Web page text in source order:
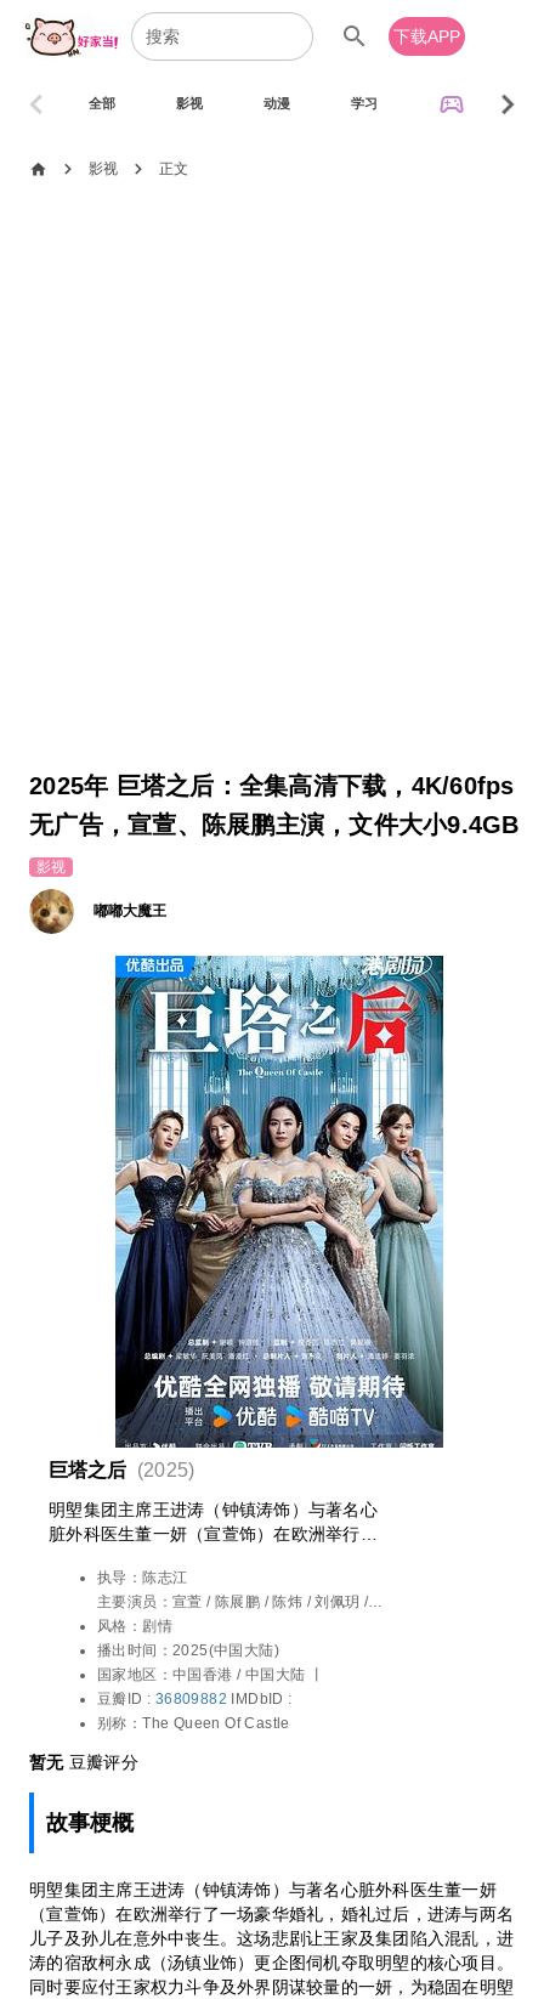
search 下载APP
全部 影视 动漫 学习 sports_esports
chevron_left chevron_right
home chevron_right 影视 chevron_right 正文
2025年 巨塔之后：全集高清下载，4K/60fps
无广告，宣萱、陈展鹏主演，文件大小9.4GB
影视
嘟嘟大魔王
巨塔之后 (2025)
明塱集团主席王进涛（钟镇涛饰）与著名心
脏外科医生董一妍（宣萱饰）在欧洲举行了
及孙儿在意外中丧生。这场悲剧让王家及集
团陷入混乱，进涛的宿敌柯永成（汤镇业
饰）更企图伺机夺取明塱的核心项目。同时
要应付王家权力斗争及外界阴谋较量的一
妍，为稳固在明塱的地位，试图拉拢进涛的
两位儿媳文以珈（刘佩玥饰）和陈丽雪（吴
若希饰）维持大局，然而新加入的董事方欣
（陈炜饰），也对明塱虎视眈眈。而在这场
权力与利益争夺战中，参与者还有带着神秘
饰）……
执导：陈志江
主要演员： 宣萱 / 陈展鹏 / 陈炜 / 刘佩玥 /
钟镇涛 / 汤镇业 / 马国明 / 萧正楠 / 吴若希 /
张颕康 / 蒋家旻 / 陈桢怡 / 冯皓扬 / 黄庭锋 /
康华 / 谢雪心 / 吴岱融 / 林景程 / 叶泓声 / 杜
燕歌 / 黎燕珊 / 乐嘉珈
风格： 剧情
播出时间： 2025(中国大陆)
国家地区： 中国香港 / 中国大陆 丨
豆瓣ID : 36809882 IMDbID :
别称：The Queen Of Castle
暂无豆瓣评分
故事梗概
明塱集团主席王进涛（钟镇涛饰）与著名心脏外科医生董一妍
（宣萱饰）在欧洲举行了一场豪华婚礼，婚礼过后，进涛与两名
儿子及孙儿在意外中丧生。这场悲剧让王家及集团陷入混乱，进
涛的宿敌柯永成（汤镇业饰）更企图伺机夺取明塱的核心项目。
同时要应付王家权力斗争及外界阴谋较量的一妍，为稳固在明塱